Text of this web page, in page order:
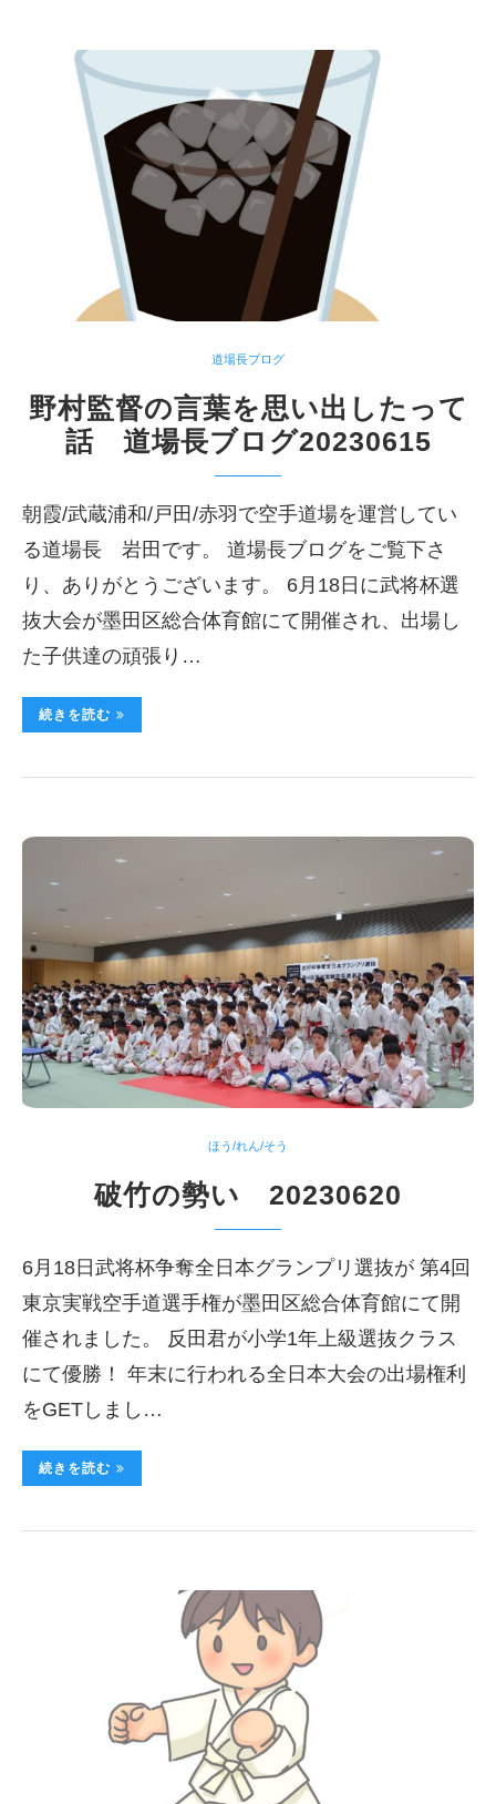
道場長ブログ
野村監督の言葉を思い出したって
話 道場長ブログ20230615
朝霞/武蔵浦和/戸田/赤羽で空手道場を運営してい
る道場長 岩田です。 道場長ブログをご覧下さ
り、ありがとうございます。 6月18日に武将杯選
抜大会が墨田区総合体育館にて開催され、出場し
た子供達の頑張り…
続きを読む
ほう/れん/そう
破竹の勢い 20230620
6月18日武将杯争奪全日本グランプリ選抜が 第4回
東京実戦空手道選手権が墨田区総合体育館にて開
催されました。 反田君が小学1年上級選抜クラス
にて優勝！ 年末に行われる全日本大会の出場権利
をGETしまし…
続きを読む